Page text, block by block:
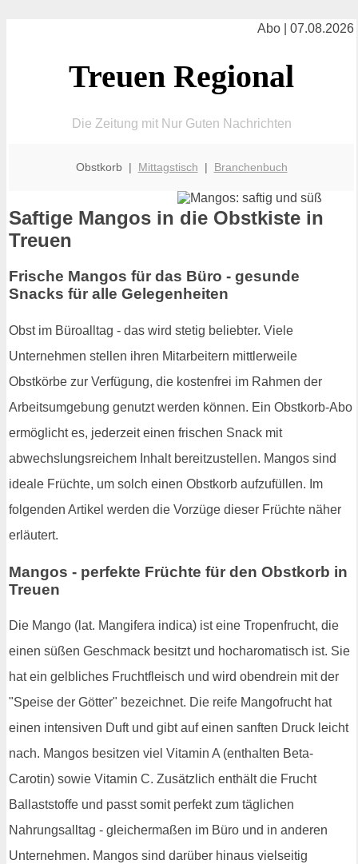
Abo | 07.08.2026
Treuen Regional
Die Zeitung mit Nur Guten Nachrichten
Obstkorb | Mittagstisch | Branchenbuch
Saftige Mangos in die Obstkiste in
Treuen
Frische Mangos für das Büro - gesunde
Snacks für alle Gelegenheiten
Obst im Büroalltag - das wird stetig beliebter. Viele
Unternehmen stellen ihren Mitarbeitern mittlerweile
Obstkörbe zur Verfügung, die kostenfrei im Rahmen der
Arbeitsumgebung genutzt werden können. Ein Obstkorb-Abo
ermöglicht es, jederzeit einen frischen Snack mit
abwechslungsreichem Inhalt bereitzustellen. Mangos sind
ideale Früchte, um solch einen Obstkorb aufzufüllen. Im
folgenden Artikel werden die Vorzüge dieser Früchte näher
erläutert.
Mangos - perfekte Früchte für den Obstkorb in
Treuen
Die Mango (lat. Mangifera indica) ist eine Tropenfrucht, die
einen süßen Geschmack besitzt und hocharomatisch ist. Sie
hat ein gelbliches Fruchtfleisch und wird obendrein mit der
"Speise der Götter" bezeichnet. Die reife Mangofrucht hat
einen intensiven Duft und gibt auf einen sanften Druck leicht
nach. Mangos besitzen viel Vitamin A (enthalten Beta-
Carotin) sowie Vitamin C. Zusätzlich enthält die Frucht
Ballaststoffe und passt somit perfekt zum täglichen
Nahrungsalltag - gleichermaßen im Büro und in anderen
Unternehmen. Mangos sind darüber hinaus vielseitig